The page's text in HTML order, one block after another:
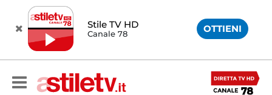
Stile TV HD
Canale 78 OTTIENI